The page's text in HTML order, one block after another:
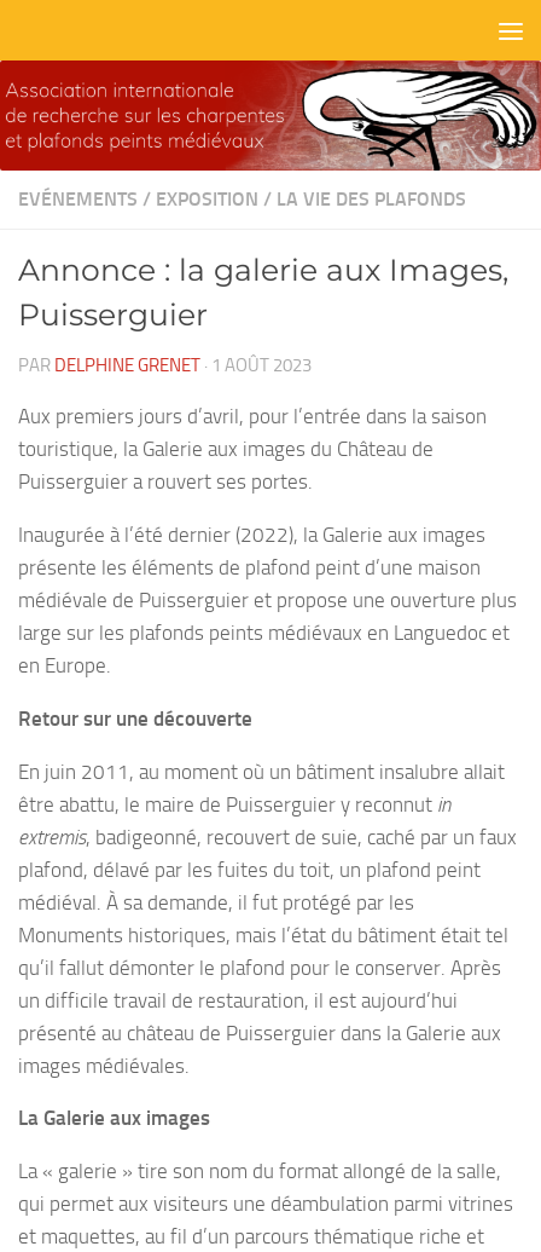
EVÉNEMENTS / EXPOSITION / LA VIE DES PLAFONDS
Annonce : la galerie aux Images,
Puisserguier
PAR DELPHINE GRENET · 1 AOÛT 2023
Aux premiers jours d’avril, pour l’entrée dans la saison
touristique, la Galerie aux images du Château de
Puisserguier a rouvert ses portes.
Inaugurée à l’été dernier (2022), la Galerie aux images
présente les éléments de plafond peint d’une maison
médiévale de Puisserguier et propose une ouverture plus
large sur les plafonds peints médiévaux en Languedoc et
en Europe.
Retour sur une découverte
En juin 2011, au moment où un bâtiment insalubre allait
être abattu, le maire de Puisserguier y reconnut in
extremis, badigeonné, recouvert de suie, caché par un faux
plafond, délavé par les fuites du toit, un plafond peint
médiéval. À sa demande, il fut protégé par les
Monuments historiques, mais l’état du bâtiment était tel
qu’il fallut démonter le plafond pour le conserver. Après
un difficile travail de restauration, il est aujourd’hui
présenté au château de Puisserguier dans la Galerie aux
images médiévales.
La Galerie aux images
La « galerie » tire son nom du format allongé de la salle,
qui permet aux visiteurs une déambulation parmi vitrines
et maquettes, au fil d’un parcours thématique riche et